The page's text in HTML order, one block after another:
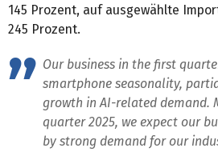
145 Prozent, auf ausgewählte
245 Prozent.
Our business in the first
smartphone seasonality,
growth in AI-related demand.
quarter 2025, we expect our
by strong demand for our